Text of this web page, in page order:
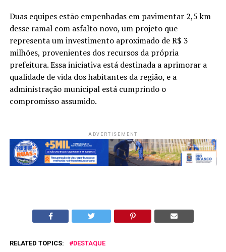
Duas equipes estão empenhadas em pavimentar 2,5 km
desse ramal com asfalto novo, um projeto que
representa um investimento aproximado de R$ 3
milhões, provenientes dos recursos da própria
prefeitura. Essa iniciativa está destinada a aprimorar a
qualidade de vida dos habitantes da região, e a
administração municipal está cumprindo o
compromisso assumido.
ADVERTISEMENT
RELATED TOPICS: DESTAQUE